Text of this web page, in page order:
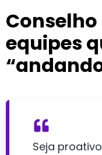
equipes
Seja